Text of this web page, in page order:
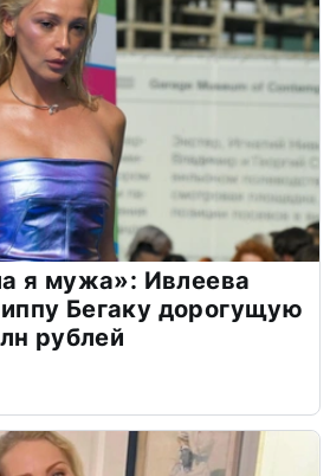
я мужа»: Ивлеева
Бегаку дорогущую
рублей